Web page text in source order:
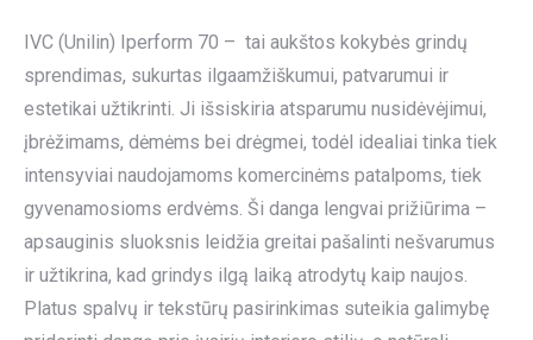
IVC (Unilin) Iperform 70 – tai aukštos kokybės grindų
sprendimas, sukurtas ilgaamžiškumui, patvarumui ir
estetikai užtikrinti. Ji išsiskiria atsparumu nusidėvėjimui,
įbrėžimams, dėmėms bei drėgmei, todėl idealiai tinka tiek
intensyviai naudojamoms komercinėms patalpoms, tiek
gyvenamosioms erdvėms. Ši danga lengvai prižiūrima –
apsauginis sluoksnis leidžia greitai pašalinti nešvarumus
ir užtikrina, kad grindys ilgą laiką atrodytų kaip naujos.
Platus spalvų ir tekstūrų pasirinkimas suteikia galimybę